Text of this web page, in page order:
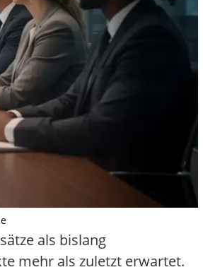
als bislang
mehr als zuletzt erwartet.